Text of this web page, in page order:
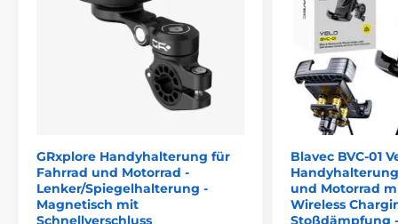
GRxplore Handyhalterung für
Fahrrad und Motorrad -
Lenker/Spiegelhalterung -
Magnetisch mit
Schnellverschluss
Blavec BVC-01
und Motorrad
Wireless
Stoßdämpfung